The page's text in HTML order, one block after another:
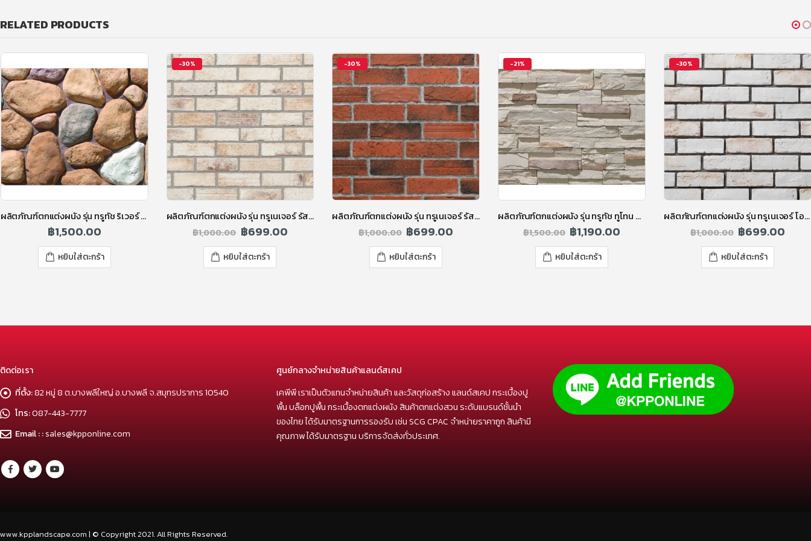
RELATED PRODUCTS
ผลิตภัณฑ์ตกแต่งผนัง รุ่น ทรูทัช ริเวอร์ ร็อค คละสี
฿1,500.00
หยิบใส่ตะกร้า
-30%
ผลิตภัณฑ์ตกแต่งผนัง รุ่น ทรูเนเจอร์ รัสติคบริค สีครีมอ่อน
฿1,000.00 ฿699.00
หยิบใส่ตะกร้า
-30%
ผลิตภัณฑ์ตกแต่งผนัง รุ่น ทรูเนเจอร์ รัสติคบริค สีแดง
฿1,000.00 ฿699.00
หยิบใส่ตะกร้า
-21%
ผลิตภัณฑ์ตกแต่งผนัง รุ่น ทรูทัช ทูโทน สีโพล่าไวท์
฿1,500.00 ฿1,190.00
หยิบใส่ตะกร้า
-30%
ผลิตภัณฑ์ตกแต่งผนัง รุ่น ทรูเนเจอร์ โอลด์บริค สีขาว
฿1,000.00 ฿699.00
หยิบใส่ตะกร้า
ติดต่อเรา
ที่ตั้ง:82 หมู่ 8 ต.บางพลีใหญ่ อ.บางพลี จ.สมุทรปราการ 10540
โทร:087-443-7777
Email : :sales@kpponline.com
ศูนย์กลางจำหน่ายสินค้าแลนด์สเคป
เคพีพี เราเป็นตัวแทนจำหน่ายสินค้า และวัสดุก่อสร้าง แลนด์สเคป กระเบื้องปู
พื้น บล็อกปูพื้น กระเบื้องตกแต่งผนัง สินค้าตกแต่งสวน ระดับแบรนด์ชั้นนำ
ของไทย ได้รับมาตรฐานการรองรับ เช่น SCG CPAC จำหน่ายราคาถูก สินค้ามี
คุณภาพ ได้รับมาตรฐาน บริการจัดส่งทั่วประเทศ.
www.kpplandscape.com | © Copyright 2021. All Rights Reserved.